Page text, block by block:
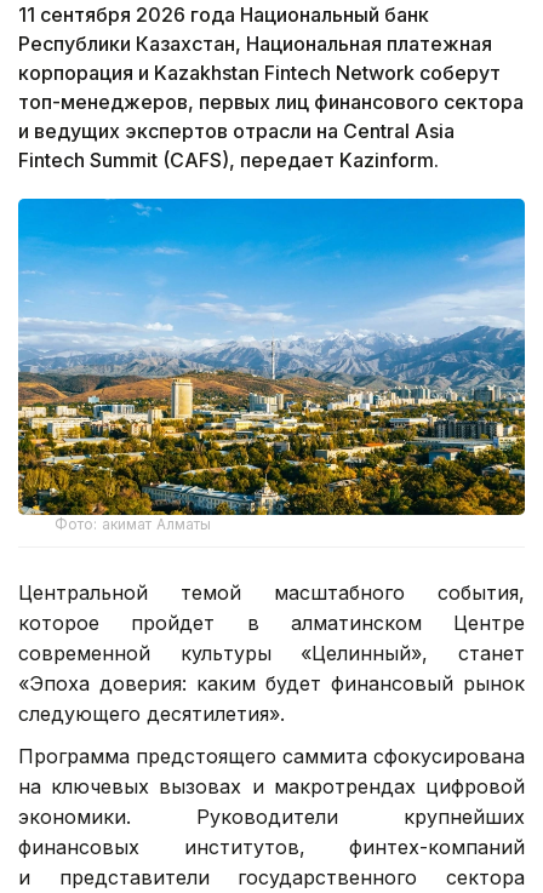
11 сентября 2026 года Национальный банк
Республики Казахстан, Национальная платежная
корпорация и Kazakhstan Fintech Network соберут
топ-менеджеров, первых лиц финансового сектора
и ведущих экспертов отрасли на Central Asia
Fintech Summit (CAFS), передает Kazinform.
Фото: акимат Алматы
Центральной темой масштабного события,
которое пройдет в алматинском Центре
современной культуры «Целинный», станет
«Эпоха доверия: каким будет финансовый рынок
следующего десятилетия».
Программа предстоящего саммита сфокусирована
на ключевых вызовах и макротрендах цифровой
экономики. Руководители крупнейших
финансовых институтов, финтех-компаний
и представители государственного сектора